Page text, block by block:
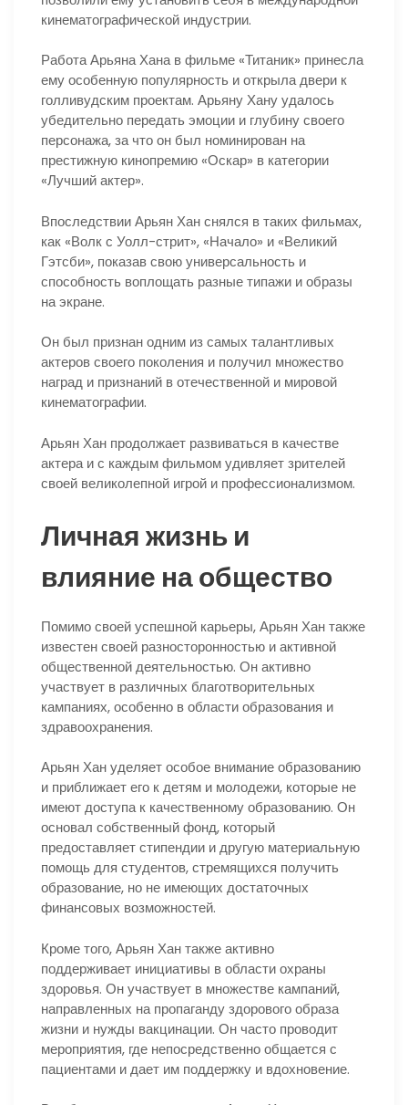
кинематографической индустрии.
Работа Арьяна Хана в фильме «Титаник» принесла
ему особенную популярность и открыла двери к
голливудским проектам. Арьяну Хану удалось
убедительно передать эмоции и глубину своего
персонажа, за что он был номинирован на
престижную кинопремию «Оскар» в категории
«Лучший актер».
Впоследствии Арьян Хан снялся в таких фильмах,
как «Волк с Уолл-стрит», «Начало» и «Великий
Гэтсби», показав свою универсальность и
способность воплощать разные типажи и образы
на экране.
Он был признан одним из самых талантливых
актеров своего поколения и получил множество
наград и признаний в отечественной и мировой
кинематографии.
Арьян Хан продолжает развиваться в качестве
актера и с каждым фильмом удивляет зрителей
своей великолепной игрой и профессионализмом.
Личная жизнь и
влияние на общество
Помимо своей успешной карьеры, Арьян Хан также
известен своей разносторонностью и активной
общественной деятельностью. Он активно
участвует в различных благотворительных
кампаниях, особенно в области образования и
здравоохранения.
Арьян Хан уделяет особое внимание образованию
и приближает его к детям и молодежи, которые не
имеют доступа к качественному образованию. Он
основал собственный фонд, который
предоставляет стипендии и другую материальную
помощь для студентов, стремящихся получить
образование, но не имеющих достаточных
финансовых возможностей.
Кроме того, Арьян Хан также активно
поддерживает инициативы в области охраны
здоровья. Он участвует в множестве кампаний,
направленных на пропаганду здорового образа
жизни и нужды вакцинации. Он часто проводит
мероприятия, где непосредственно общается с
пациентами и дает им поддержку и вдохновение.